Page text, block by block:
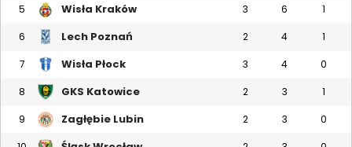
5 Wisła Kraków 3 6 1
6 Lech Poznań 2 4 1
7 Wisła Płock 3 4 0
8 GKS Katowice 2 3 1
9 Zagłębie Lubin 2 3 0